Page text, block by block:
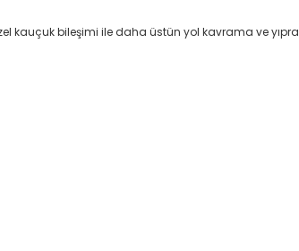
kauçuk bileşimi ile daha üstün yol kavrama ve